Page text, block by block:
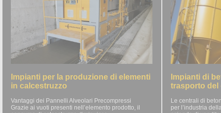
Impianti per la produzione di elementi
in calcestruzzo
Vantaggi dei Pannelli Alveolari Precompressi
Grazie ai vuoti presenti nell’elemento prodotto, il
Impianti di
trasporto del
Le centrali di
per l’industria